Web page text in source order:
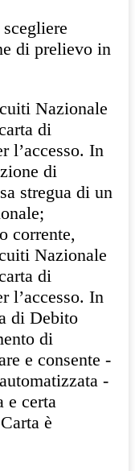
di prelievo in
Nazionale
di
l’accesso. In
di
stregua di un
corrente,
Nazionale
di
l’accesso. In
di Debito
di
e consente -
-
e certa
è